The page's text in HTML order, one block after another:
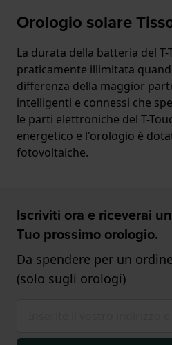
Orologio solare
La durata della batteria del
praticamente illimitata
differenza della maggior
intelligenti e connessi che
le parti elettroniche del T-
energetico e l'orologio è
fotovoltaiche.
Iscriviti ora e riceverai
Tuo prossimo orologio.
Da spendere per un
(solo sugli orologi)